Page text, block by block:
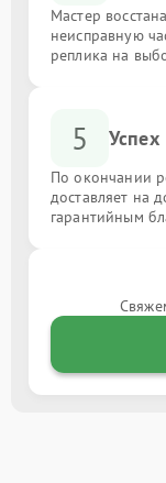
Мастер
неисправную
реплика на
5 Успех
По окончании
доставляет на
гарантийным